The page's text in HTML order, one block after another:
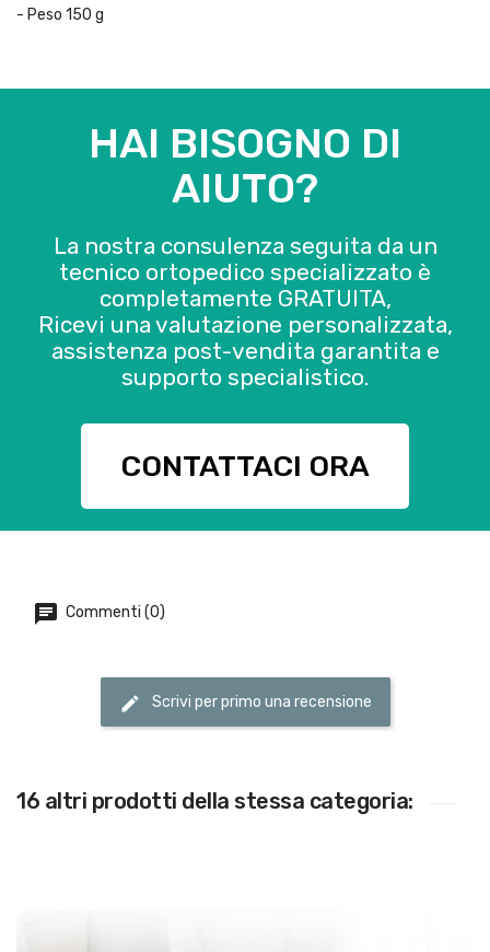
- Peso 150 g
HAI BISOGNO DI
AIUTO?
La nostra consulenza seguita da un
tecnico ortopedico specializzato è
completamente GRATUITA,
Ricevi una valutazione personalizzata,
assistenza post-vendita garantita e
supporto specialistico.
CONTATTACI ORA
Commenti (0)
Scrivi per primo una recensione
16 altri prodotti della stessa categoria: